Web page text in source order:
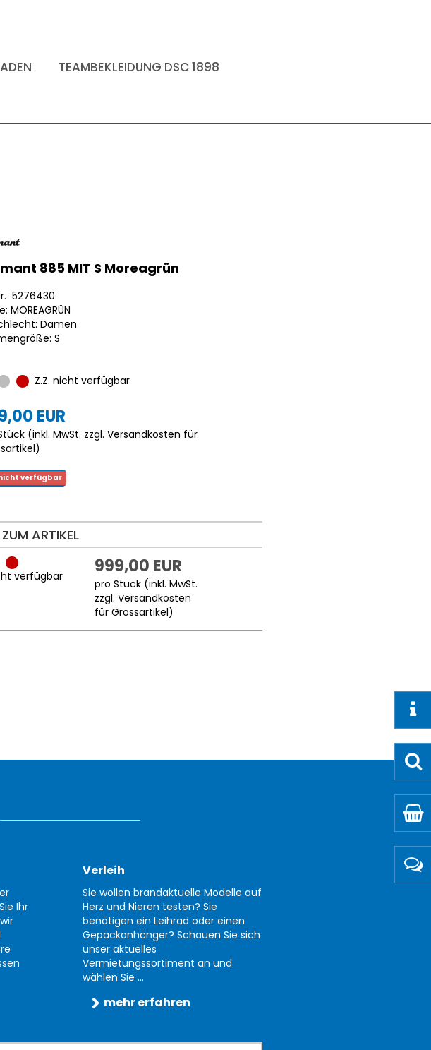
TEAMBEKLEIDUNG DSC 1898
885 MIT S Moreagrün
5276430
MOREAGRÜN
Damen
S
Z.Z. nicht verfügbar
EUR
(inkl. MwSt. zzgl. Versandkosten für
)
verfügbar
ARTIKEL
verfügbar 999,00 EUR
pro Stück (inkl. MwSt.
zzgl.Versandkosten
für Grossartikel)
Ihr
Verleih
Sie wollen brandaktuelle Modelle auf
Herz und Nieren testen? Sie
benötigen ein Leihrad oder einen
Gepäckanhänger? Schauen Sie sich
unser aktuelles
Vermietungssortiment an und
wählen Sie ...
mehr erfahren